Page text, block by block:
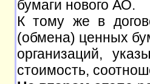
бумаги нового АО.
К тому же в
(обмена) ценных
организаций,
стоимость,